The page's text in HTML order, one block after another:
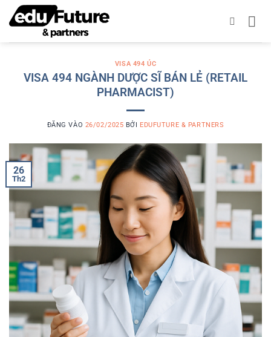
qua
VISA 494 ÚC
VISA 494 NGÀNH DƯỢC SĨ BÁN LẺ (RETAIL
PHARMACIST)
ĐĂNG VÀO 26/02/2025 BỞI EDUFUTURE & PARTNERS
26
Th2